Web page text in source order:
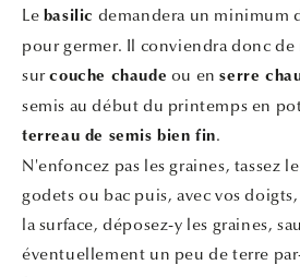
Le basilic demandera un minimum
pour germer. Il conviendra donc de
surcouche chaude ou enserre
semis au début du printemps en
terreau de semis bien fin.
N'enfoncez pas les graines, tassez
godets ou bac puis, avec vos
la surface, déposez-y les graines,
éventuellement un peu de terre